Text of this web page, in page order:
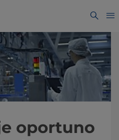
oportuno